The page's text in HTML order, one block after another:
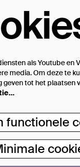
als Youtube en
media. Om deze te
geven tot het plaatsen
functionele